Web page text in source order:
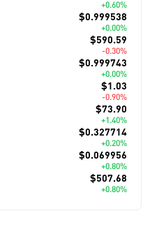
+0.60%
$0.999538
+0.00%
$590.59
-0.30%
$0.999743
+0.00%
$1.03
-0.90%
$73.90
+1.40%
$0.327714
+0.20%
$0.069956
+0.80%
$507.68
+0.80%